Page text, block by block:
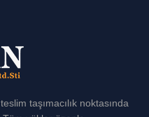
taşımacılık noktasında